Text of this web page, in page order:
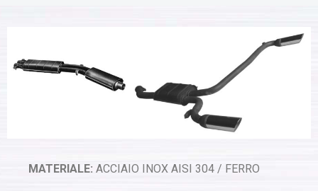
MATERIALE: ACCIAIO INOX AISI 304 / FERRO